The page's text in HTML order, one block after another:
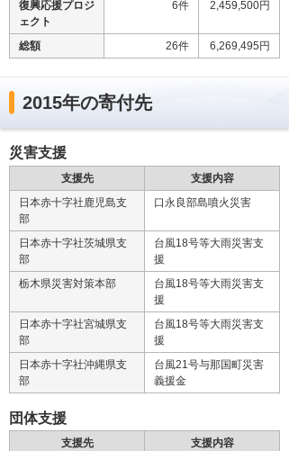
復興応援プロジ
ェクト
6件 2,459,500円
総額 26件 6,269,495円
2015年の寄付先
災害支援
支援先
支援内容
日本赤十字社鹿児島支
部
口永良部島噴火災害
日本赤十字社茨城県支
部
台風18号等大雨災害支
援
栃木県災害対策本部
台風18号等大雨災害支
援
日本赤十字社宮城県支
部
台風18号等大雨災害支
援
日本赤十字社沖縄県支
部
台風21号与那国町災害
義援金
団体支援
支援先
支援内容